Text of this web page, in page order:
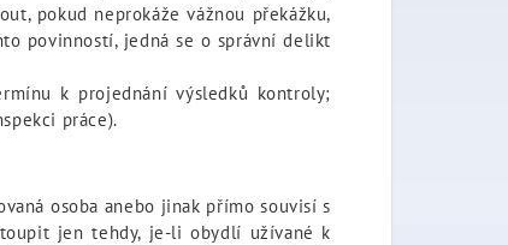
pokud neprokáže vážnou překážku,
povinností, jedná se o správní delikt
k projednání výsledků kontroly;
práce).
osoba anebo jinak přímo souvisí s
jen tehdy, je-li obydlí užívané k